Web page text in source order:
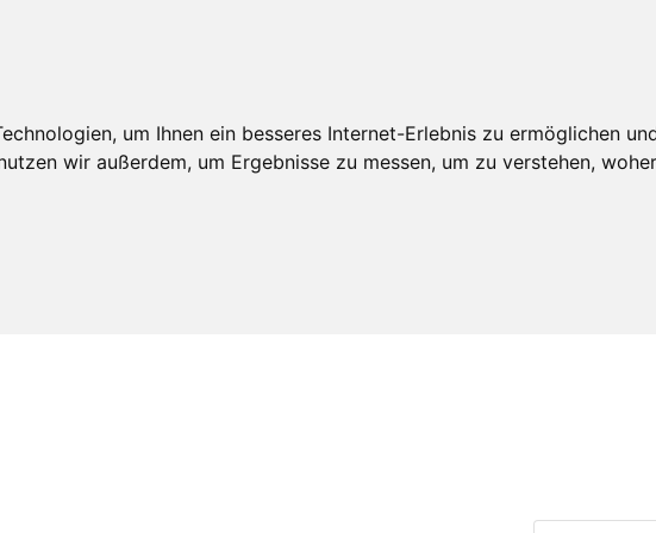
um Ihnen ein besseres Internet-Erlebnis zu ermöglichen
wir außerdem, um Ergebnisse zu messen, um zu verstehen,